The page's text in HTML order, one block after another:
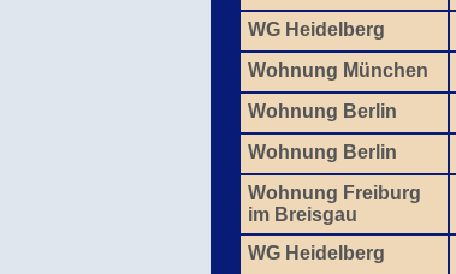
WG Heidelberg
Wohnung München
Wohnung Berlin
Wohnung Berlin
Wohnung Freiburg
im Breisgau
WG Heidelberg